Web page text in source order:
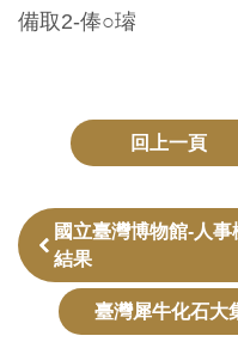
出
版
備取2-俸○璿
回上一頁
國立臺灣博物館-人
結果
臺灣犀牛化石大